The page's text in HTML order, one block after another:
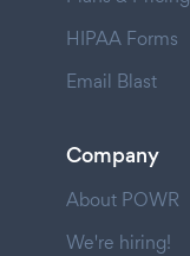
HIPAA Forms
Email Blast
Company
About POWR
We're hiring!